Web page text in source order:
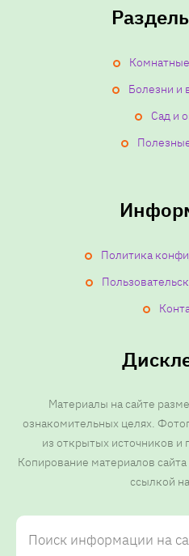
Болезни и
Сад и
Политика
Материалы на сайте
ознакомительных целях.
из открытых источников и
Копирование материалов
ссылкой